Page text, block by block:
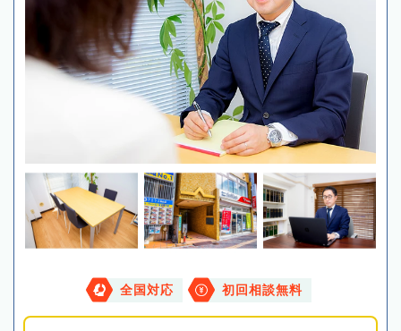
全国対応 初回相談無料